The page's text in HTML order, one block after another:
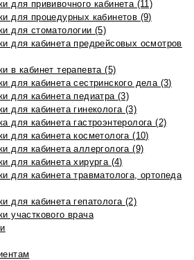
для прививочного кабинета (11)
для процедурных кабинетов (9)
для стоматологии (5)
для кабинета предрейсовых осмотров
в кабинет терапевта (5)
для кабинета сестринского дела (3)
для кабинета педиатра (3)
для кабинета гинеколога (3)
для кабинета гастроэнтеролога (2)
для кабинета косметолога (10)
для кабинета аллерголога (9)
для кабинета хирурга (4)
для кабинета травматолога, ортопеда
для кабинета гепатолога (2)
участкового врача